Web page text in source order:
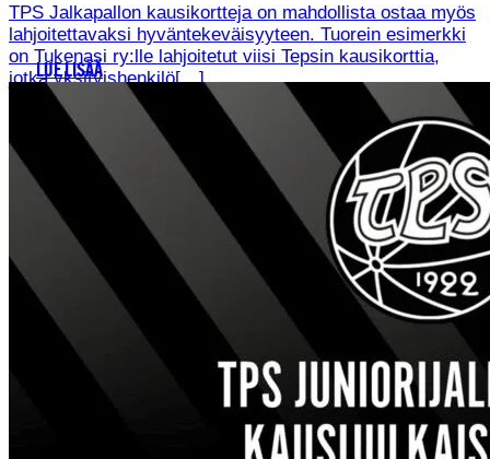
TPS Jalkapallon kausikortteja on mahdollista ostaa myös
lahjoitettavaksi hyväntekeväisyyteen. Tuorein esimerkki
on Tukenasi ry:lle lahjoitetut viisi Tepsin kausikorttia,
jotka yksityishenkilö[…]
LUE LISÄÄ